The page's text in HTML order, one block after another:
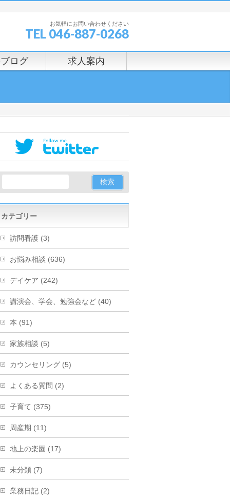
お気軽にお問い合わせください
TEL 046-887-0268
ログ 求人案内
カテゴリー
訪問看護 (3)
お悩み相談 (636)
デイケア (242)
講演会、学会、勉強会など (40)
本 (91)
家族相談 (5)
カウンセリング (5)
よくある質問 (2)
子育て (375)
周産期 (11)
地上の楽園 (17)
未分類 (7)
業務日記 (2)